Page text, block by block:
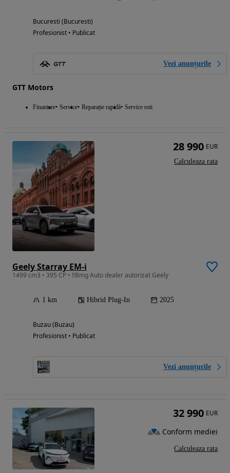
Bucuresti (Bucuresti)
Profesionist • Publicat
Vezi anunțurile
GTT Motors
Finantare Service Reparație rapidă Service roti
Geely Starray EM-i
1499 cm3 • 395 CP • ‼️Bmg Auto dealer autorizat Geely
1 km Hibrid Plug-In 2025
Buzau (Buzau)
Profesionist • Publicat
Vezi anunțurile
28 990 EUR
Calculeaza rata
32 990 EUR
Conform mediei
Calculeaza rata